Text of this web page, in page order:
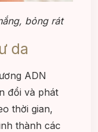
bỏng rát
da
ADN
đổi và phát
thời gian,
thành các